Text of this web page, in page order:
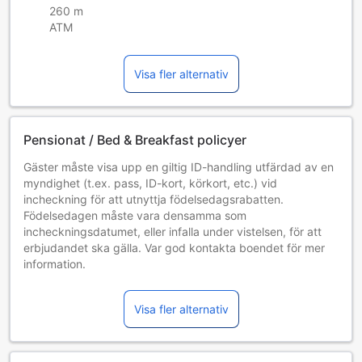
260 m
ATM
Visa fler alternativ
Pensionat / Bed & Breakfast policyer
Gäster måste visa upp en giltig ID-handling utfärdad av en
myndighet (t.ex. pass, ID-kort, körkort, etc.) vid
incheckning för att utnyttja födelsedagsrabatten.
Födelsedagen måste vara densamma som
incheckningsdatumet, eller infalla under vistelsen, för att
erbjudandet ska gälla. Var god kontakta boendet för mer
information.
som anländer före eller efter angiven tid ombeds kontakta
boendet i förväg så att andra lösningar kan planeras.
Incheckning eller utcheckning utanför de nämnda tiderna
kan medföra en extra kostnad.
Visa fler alternativ